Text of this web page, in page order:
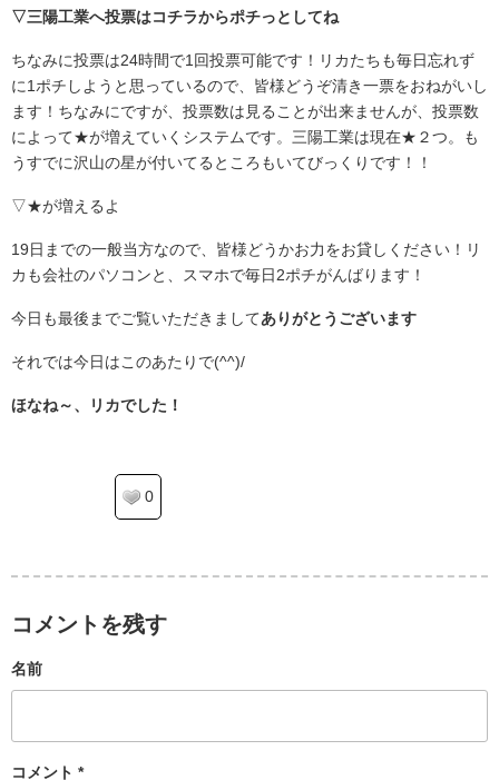
▽三陽工業へ投票はコチラからポチっとしてね
ちなみに投票は24時間で1回投票可能です！リカたちも毎日忘れず
に1ポチしようと思っているので、皆様どうぞ清き一票をおねがいし
ます！ちなみにですが、投票数は見ることが出来ませんが、投票数
によって★が増えていくシステムです。三陽工業は現在★２つ。も
うすでに沢山の星が付いてるところもいてびっくりです！！
▽★が増えるよ
19日までの一般当方なので、皆様どうかお力をお貸しください！リ
カも会社のパソコンと、スマホで毎日2ポチがんばります！
今日も最後までご覧いただきましてありがとうございます
それでは今日はこのあたりで(^^)/
ほなね～、リカでした！
0
コメントを残す
コメント *
名前